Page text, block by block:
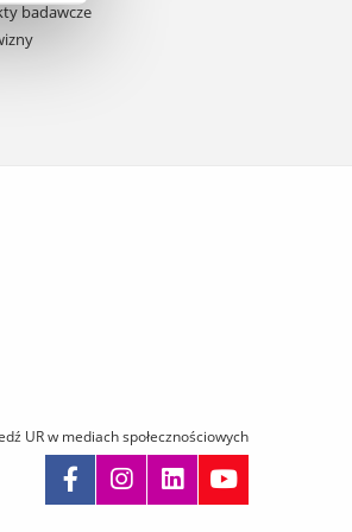
badawcze
UR w mediach społecznościowych